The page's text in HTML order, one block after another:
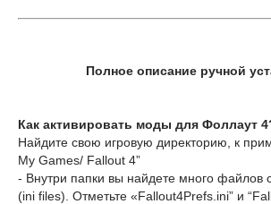
Полное описание ручной
Как активировать моды для Фоллаут
Найдите свою игровую директорию, к
My Games/ Fallout 4”
- Внутри папки вы найдете много файлов
(ini files). Отметьте «Fallout4Prefs.ini” и